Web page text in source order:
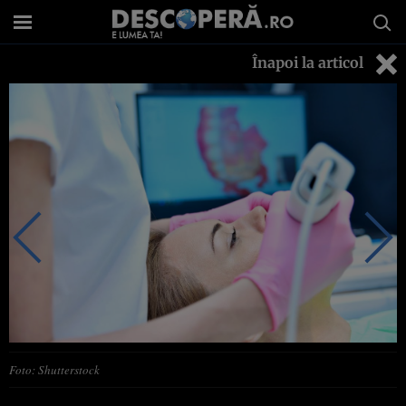
Înapoi la articol
Foto: Shutterstock